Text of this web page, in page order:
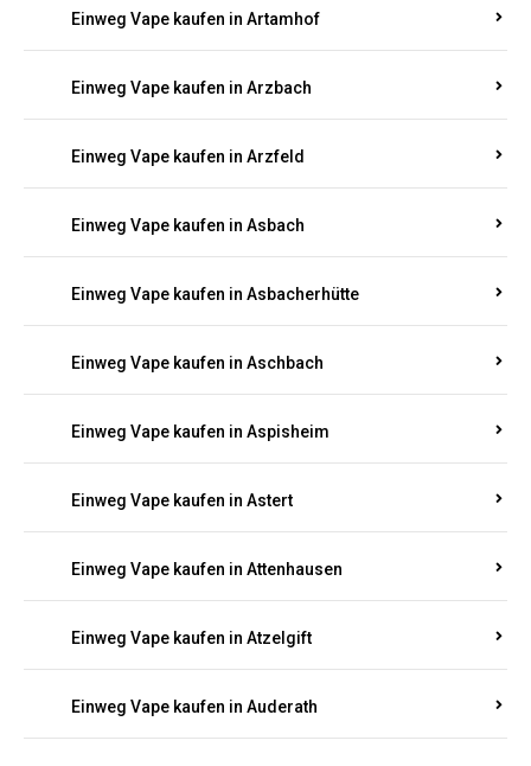
Einweg Vape kaufen in Artamhof
Einweg Vape kaufen in Arzbach
Einweg Vape kaufen in Arzfeld
Einweg Vape kaufen in Asbach
Einweg Vape kaufen in Asbacherhütte
Einweg Vape kaufen in Aschbach
Einweg Vape kaufen in Aspisheim
Einweg Vape kaufen in Astert
Einweg Vape kaufen in Attenhausen
Einweg Vape kaufen in Atzelgift
Einweg Vape kaufen in Auderath